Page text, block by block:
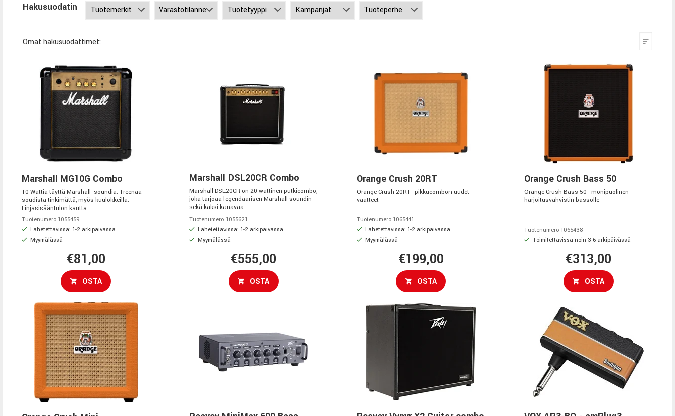
Hakusuodatin
Omat hakusuodattimet:
Marshall MG10G Combo
10 Wattia täyttä Marshall -soundia. Treenaa
soudista tinkimättä, myös kuulokkeilla.
Linjasisääntulon kautta...
Tuotenumero 1055459
Lähetettävissä: 1-2 arkipäivässä
Myymälässä
€81,00
OSTA
Marshall DSL20CR Combo
Marshall DSL20CR on 20-wattinen putkicombo,
joka tarjoaa legendaarisen Marshall-soundin
sekä kaksi kanavaa...
Tuotenumero 1055621
Lähetettävissä: 1-2 arkipäivässä
Myymälässä
€555,00
OSTA
Orange Crush 20RT
Orange Crush 20RT - pikkucombon uudet
vaatteet
Tuotenumero 1065441
Lähetettävissä: 1-2 arkipäivässä
Myymälässä
€199,00
OSTA
Orange Crush Bass 50
Orange Crush Bass 50 - monipuolinen
harjoitusvahvistin bassolle
Tuotenumero 1065438
Toimitettavissa noin 3-6 arkipäivässä
€313,00
OSTA